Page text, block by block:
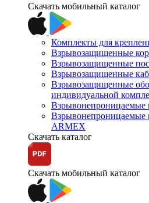
Скачать мобильный каталог
Комплекты для
Взрывозащищенные
Взрывозащищенные
Взрывозащищенные
Взрывозащищенные
индивидуальной
Взрывонепроницаемые
ARMEX
Скачать каталог
Скачать мобильный каталог